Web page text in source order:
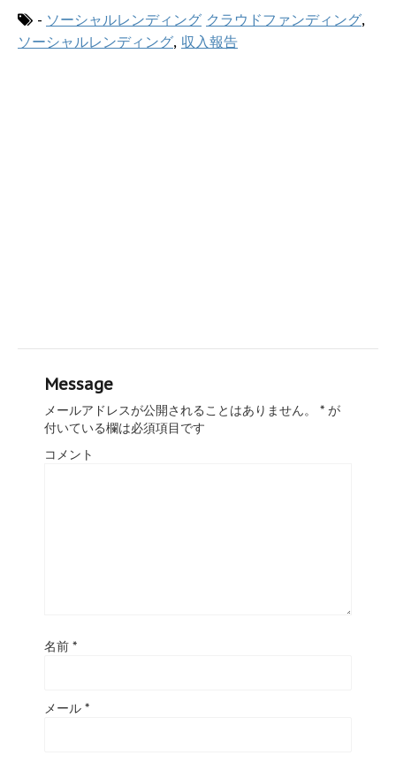
- ソーシャルレンディング クラウドファンディング,
ソーシャルレンディング, 収入報告
Message
メールアドレスが公開されることはありません。 * が
付いている欄は必須項目です
コメント
名前 *
メール *